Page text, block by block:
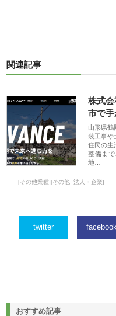
関連記事
株式
市で
山形県鶴
装工事や
住民の生
整備まで
地…
[その他業種][その他_法人・企業]
twitter facebook
おすすめ記事